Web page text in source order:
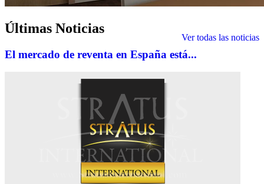
Ver todas las noticias
Últimas Noticias
El mercado de reventa en España está...